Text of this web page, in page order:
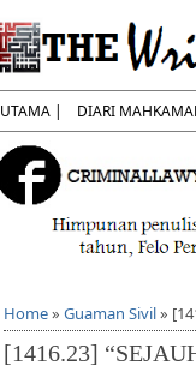
UTAMA | DIARI
Home» Guaman Sivil»
[1416.23]